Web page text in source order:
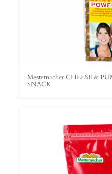
Mestemacher CHEESE &
SNACK